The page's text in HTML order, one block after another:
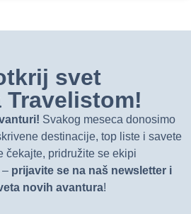
svet
Travelistom!
Svakog meseca donosimo
destinacije, top liste i savete
čekajte, pridružite se ekipi
– prijavite se na naš newsletter i
novih avantura!